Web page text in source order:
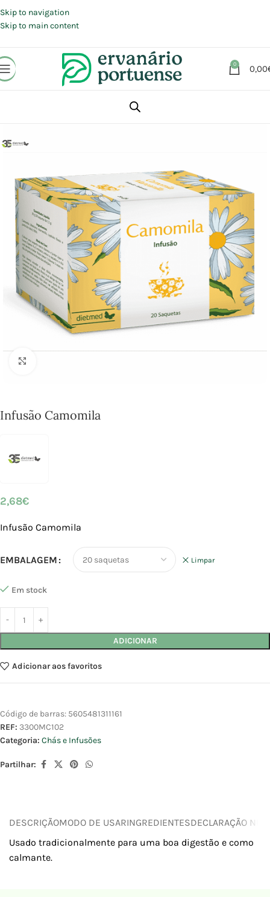
Skip to navigation
Skip to main content
0 0,00
Infusão Camomila
2,68€
Infusão Camomila
EMBALAGEM Limpar
Em stock
ADICIONAR
Adicionar aos favoritos
Código de barras: 5605481311161
REF: 3300MC102
Categoria: Chás e Infusões
Partilhar:
DESCRIÇÃOMODO DE USARINGREDIENTESDECLARAÇÃO
Usado tradicionalmente para uma boa digestão e como
calmante.